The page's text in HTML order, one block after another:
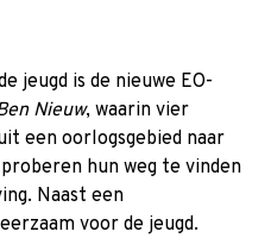
jeugd is de nieuwe EO-
Nieuw, waarin vier
een oorlogsgebied naar
hun weg te vinden
Naast een
voor de jeugd.